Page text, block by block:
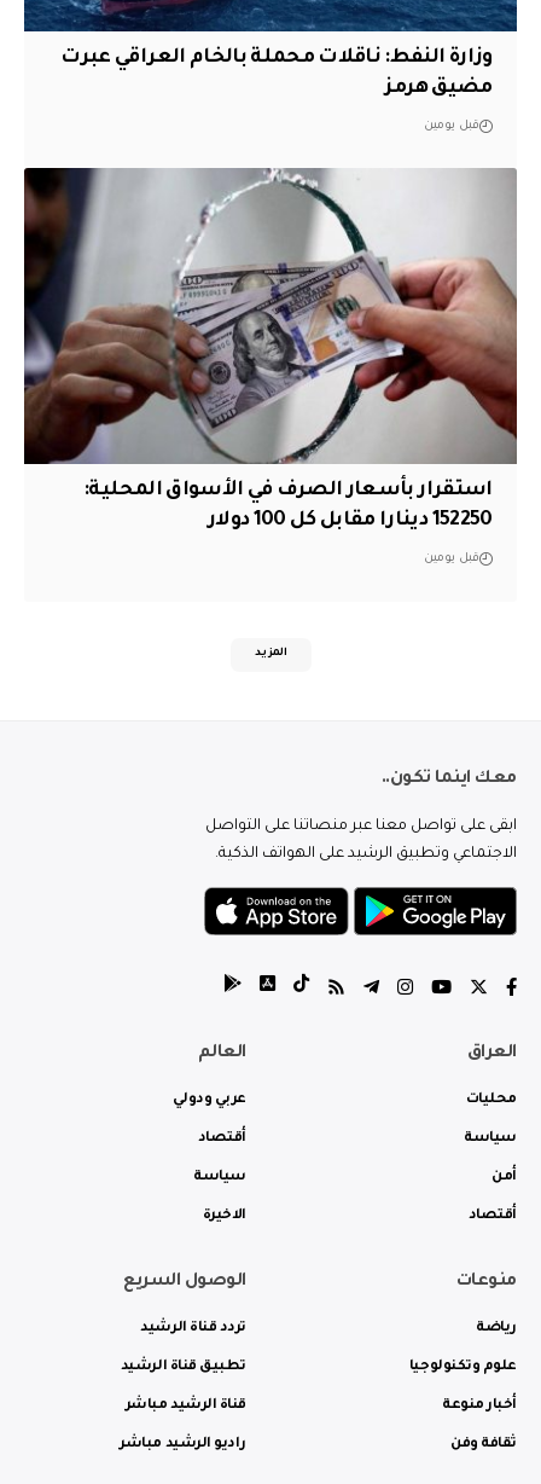
وزارة النفط: ناقلات محملة بالخام العراقي عبرت
مضيق هرمز
قبل يومين
استقرار بأسعار الصرف في الأسواق المحلية:
152250 دينارا مقابل كل 100 دولار
قبل يومين
المزيد
معك اينما تكون..
ابقى على تواصل معنا عبر منصاتنا على التواصل
الاجتماعي وتطبيق الرشيد على الهواتف الذكية.
العراق
محليات
سياسة
أمن
أقتصاد
العالم
عربي ودولي
أقتصاد
سياسة
الاخيرة
منوعات
رياضة
علوم وتكنولوجيا
أخبار منوعة
ثقافة وفن
الوصول السريع
تردد قناة الرشيد
تطبيق قناة الرشيد
قناة الرشيد مباشر
راديو الرشيد مباشر